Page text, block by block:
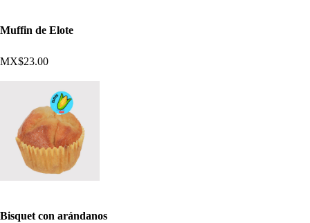
Muffin de Elote
MX$23.00
Bisquet con arándanos